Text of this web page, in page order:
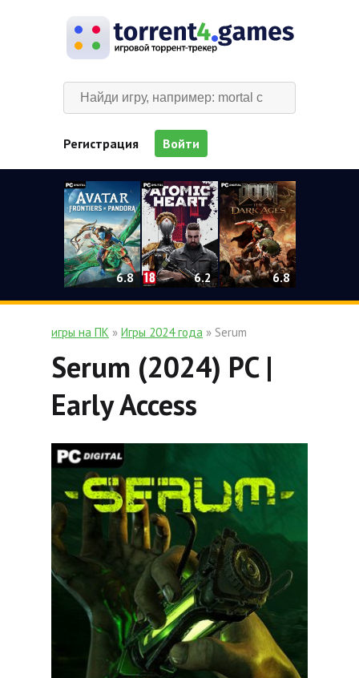
Регистрация Войти
6.8 6.2 6.8
игры на ПК » Игры 2024 года » Serum
Serum (2024) PC |
Early Access